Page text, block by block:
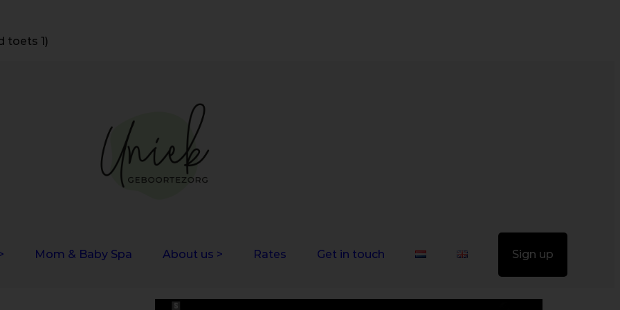
toets 1)
Mom & Baby Spa About us > Rates Get in touch Sign up